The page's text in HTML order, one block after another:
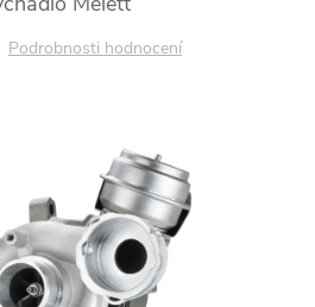
Podrobnosti hodnocení